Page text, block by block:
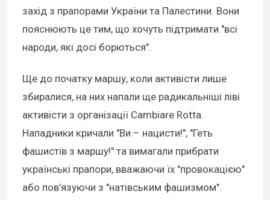
захід з прапорами України та Палестини. Вони
пояснюють це тим, що хочуть підтримати "всі
народи, які досі борються".
Ще до початку маршу, коли активісти лише
збиралися, на них напали ще радикальніші ліві
активісти з організації Cambiare Rotta.
Нападники кричали "Ви – нацисти!", "Геть
фашистів з маршу!" та вимагали прибрати
українські прапори, вважаючи їх "провокацією"
або пов’язуючи з "натівським фашизмом".